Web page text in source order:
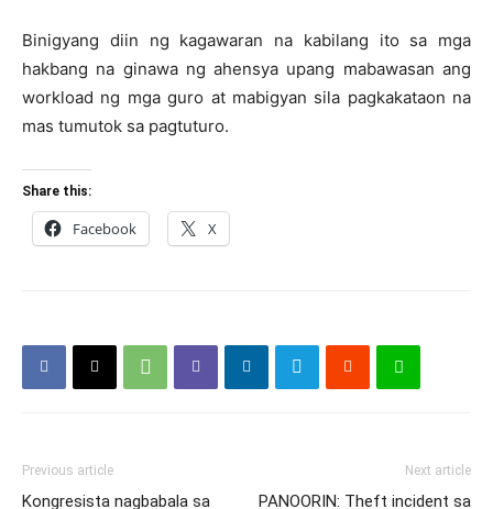
Binigyang diin ng kagawaran na kabilang ito sa mga
hakbang na ginawa ng ahensya upang mabawasan ang
workload ng mga guro at mabigyan sila pagkakataon na
mas tumutok sa pagtuturo.
Share this:
Facebook X
Previous article
Kongresista nagbabala sa
Next article
PANOORIN: Theft incident sa